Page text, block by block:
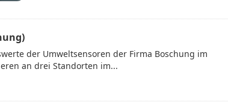
der Umweltsensoren der Firma Boschung im
an drei Standorten im...